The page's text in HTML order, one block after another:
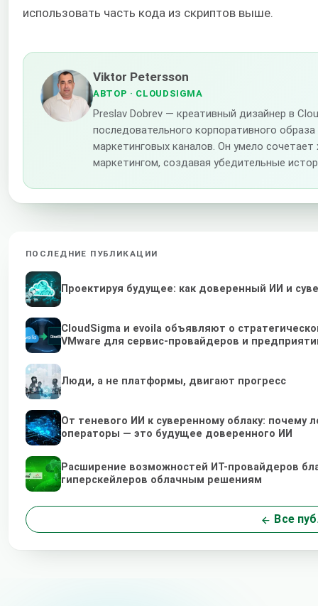
использовать часть кода из скриптов выше.
Viktor Petersson
АВТОР · CLOUDSIGMA
Preslav Dobrev — креативный дизайнер в
последовательного корпоративного
маркетинговых каналов. Он умело
маркетингом, создавая убедительные
ПОСЛЕДНИЕ ПУБЛИКАЦИИ
Проектируя будущее: как доверенный ИИ и
CloudSigma и evoila объявляют о
VMware для сервис-провайдеров и
Люди, а не платформы, двигают прогресс
От теневого ИИ к суверенному облаку:
операторы — это будущее доверенного ИИ
Расширение возможностей ИТ-провайдеров
гиперскейлеров облачным решениям
Все